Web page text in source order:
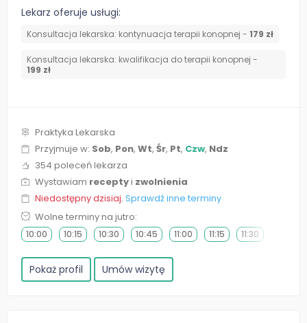
Lekarz oferuje usługi:
Konsultacja lekarska: kontynuacja terapii konopnej - 179 zł
Konsultacja lekarska: kwalifikacja do terapii konopnej -
199 zł
Praktyka Lekarska
Przyjmuje w: Sob, Pon, Wt, Śr, Pt, Czw, Ndz
354 poleceń lekarza
Wystawiam receptyi zwolnienia
Niedostępny dzisiaj. Sprawdź inne terminy
Wolne terminy na jutro:
10:00 10:15 10:30 10:45 11:00 11:15 11:30
Pokaż profil Umów wizytę